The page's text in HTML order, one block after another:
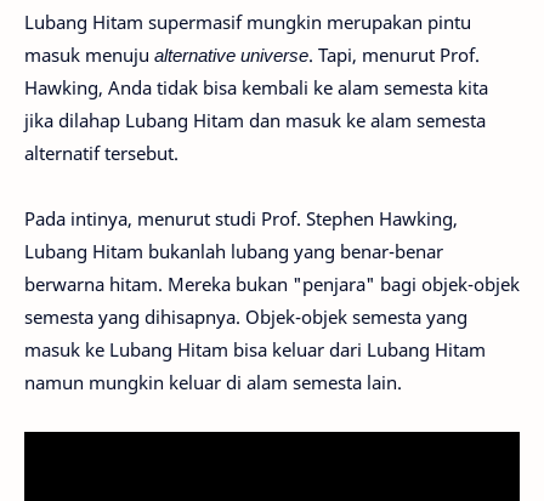
Lubang Hitam supermasif mungkin merupakan pintu
masuk menuju alternative universe. Tapi, menurut Prof.
Hawking, Anda tidak bisa kembali ke alam semesta kita
jika dilahap Lubang Hitam dan masuk ke alam semesta
alternatif tersebut.
Pada intinya, menurut studi Prof. Stephen Hawking,
Lubang Hitam bukanlah lubang yang benar-benar
berwarna hitam. Mereka bukan "penjara" bagi objek-objek
semesta yang dihisapnya. Objek-objek semesta yang
masuk ke Lubang Hitam bisa keluar dari Lubang Hitam
namun mungkin keluar di alam semesta lain.